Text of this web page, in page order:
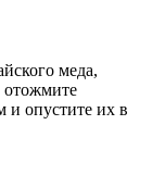
меда,
отожмите
и опустите их в